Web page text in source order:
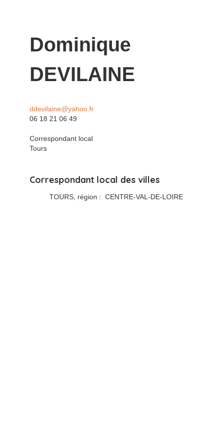
Dominique
DEVILAINE
ddevilaine@yahoo.fr
06 18 21 06 49
Correspondant local
Tours
Correspondant local des villes
TOURS , région : CENTRE-VAL-DE-LOIRE